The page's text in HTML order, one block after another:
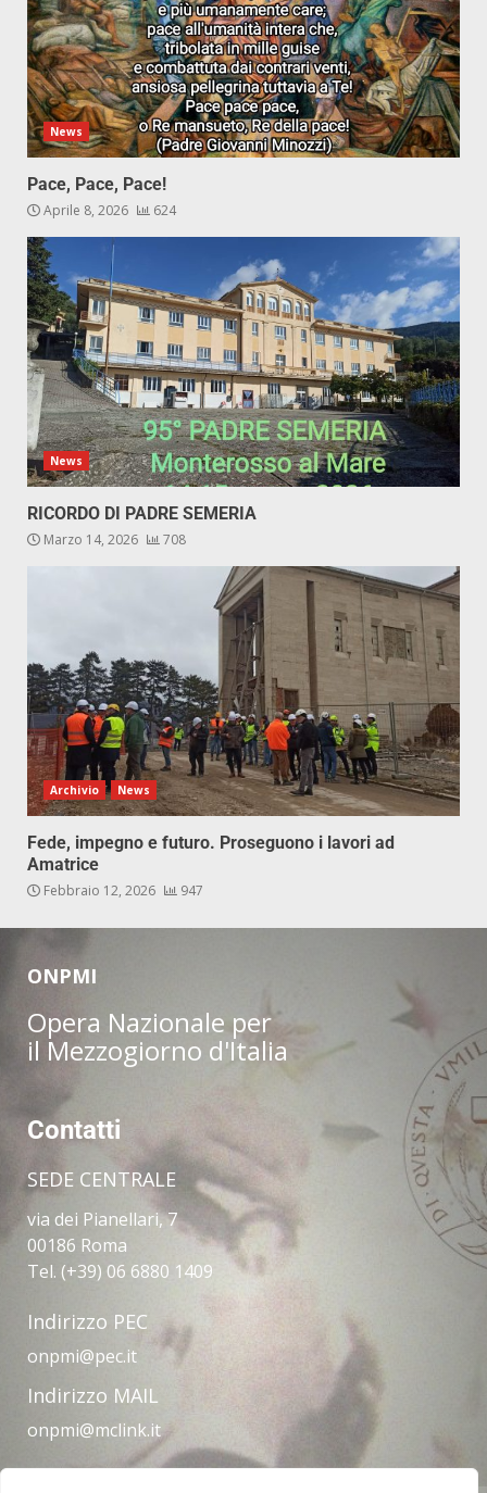
News
Pace, Pace, Pace!
Aprile 8, 2026 624
News
RICORDO DI PADRE SEMERIA
Marzo 14, 2026 708
Archivio News
Fede, impegno e futuro. Proseguono i lavori ad
Amatrice
Febbraio 12, 2026 947
ONPMI
Opera Nazionale per
il Mezzogiorno d'Italia
Contatti
SEDE CENTRALE
via dei Pianellari, 7
00186 Roma
Tel. (+39) 06 6880 1409
Indirizzo PEC
onpmi@pec.it
Indirizzo MAIL
onpmi@mclink.it